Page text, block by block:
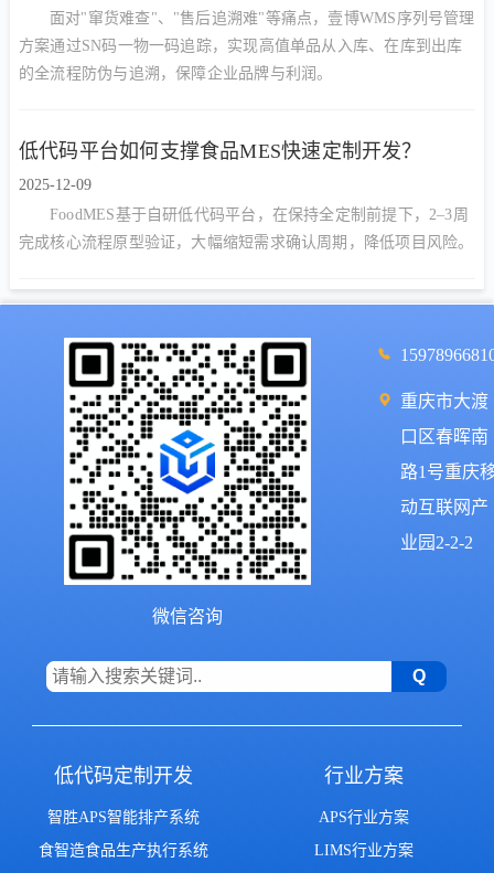
面对"窜货难查"、"售后追溯难"等痛点，壹博WMS序列号管理
方案通过SN码一物一码追踪，实现高值单品从入库、在库到出库
的全流程防伪与追溯，保障企业品牌与利润。
低代码平台如何支撑食品MES快速定制开发？
2025-12-09
FoodMES基于自研低代码平台，在保持全定制前提下，2–3周
完成核心流程原型验证，大幅缩短需求确认周期，降低项目风险。
微信咨询
重庆市大渡
口区春晖南
路1号重庆
动互联网产
业园2-2-2
低代码定制开发
智胜APS智能排产系统
食智造食品生产执行系统
行业方案
APS行业方案
LIMS行业方案